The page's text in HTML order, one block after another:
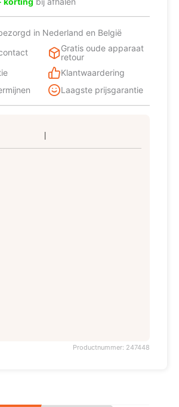
in Nederland en België
Gratis oude apparaat
retour
Klantwaardering
Laagste prijsgarantie
Productnummer: 247448